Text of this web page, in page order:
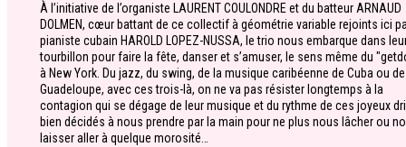
À l’initiative de l’organiste LAURENT COULONDRE et du batteur ARNAUD
DOLMEN, cœur battant de ce collectif à géométrie variable rejoints ici
pianiste cubain HAROLD LOPEZ-NUSSA, le trio nous embarque dans
tourbillon pour faire la fête, danser et s’amuser, le sens même du
à New York. Du jazz, du swing, de la musique caribéenne de Cuba ou de
Guadeloupe, avec ces trois-là, on ne va pas résister longtemps à la
contagion qui se dégage de leur musique et du rythme de ces joyeux
bien décidés à nous prendre par la main pour ne plus nous lâcher ou
laisser aller à quelque morosité…